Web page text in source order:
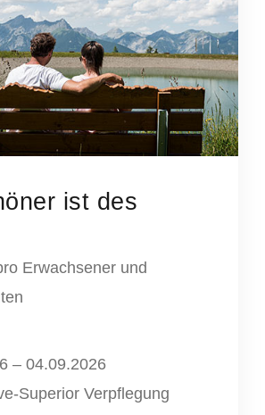
ist des
Erwachsener und
– 04.09.2026
Superior Verpflegung